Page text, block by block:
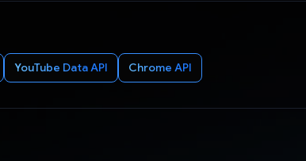
YouTube Data API Chrome API